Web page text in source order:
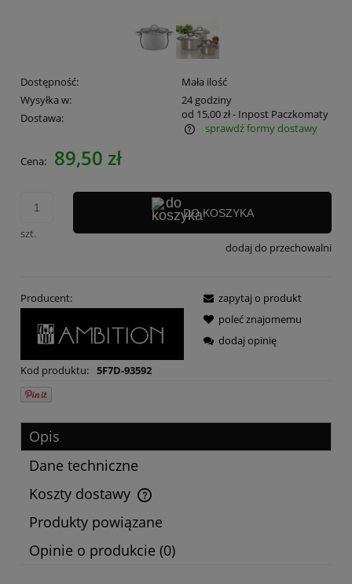
Dostępność:
Mała ilość
Wysyłka w:
24 godziny
Dostawa:
od 15,00 zł- Inpost Paczkomaty
sprawdź formy dostawy
Cena: 89,50 zł
szt.
DO KOSZYKA
dodaj do przechowalni
Producent:
Kod produktu: 5F7D-93592
zapytaj o produkt
poleć znajomemu
dodaj opinię
Opis
Dane techniczne
Koszty dostawy
Cena nie zawiera ewentualnych kosztów płatności
Produkty powiązane
Opinie o produkcie (0)